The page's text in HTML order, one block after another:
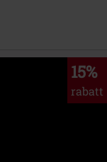
15%
rabatt